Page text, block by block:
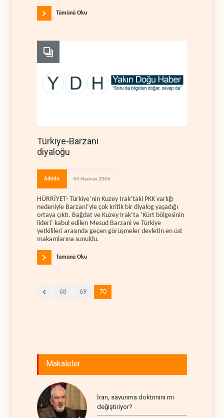
Tümünü Oku
Türkiye-Barzani
diyaloğu
Admin 04 Haziran 2006
HÜRRİYET- Türkiye’nin Kuzey Irak’taki PKK varlığı
nedeniyle Barzani’yle çok kritik bir diyalog yaşadığı
ortaya çıktı. Bağdat ve Kuzey Irak’ta ’Kürt bölgesinin
lideri’ kabul edilen Mesud Barzani ve Türkiye
yetkilileri arasında geçen görüşmeler devletin en üst
makamlarına sunuldu.
Tümünü Oku
68 69 70
Makaleler
İran, savunma doktrinini mi
değiştiriyor?